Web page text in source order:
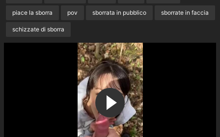
piace la sborra pov sborrata in pubblico sborrate in faccia
schizzate di sborra